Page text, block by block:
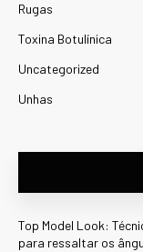
Rugas
Toxina Botulínica
Uncategorized
Unhas
Top Model Look:
para ressaltar os